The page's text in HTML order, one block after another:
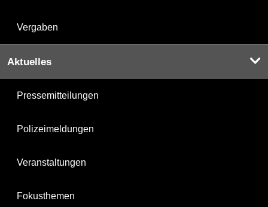
Vergaben
Aktuelles
Pressemitteilungen
Polizeimeldungen
Veranstaltungen
Fokusthemen